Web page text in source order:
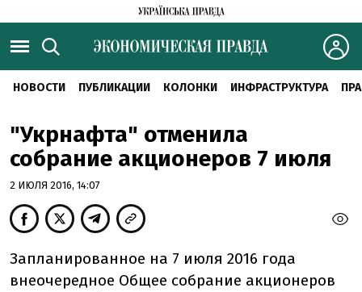
НОВОСТИ ПУБЛИКАЦИИ КОЛОНКИ ИНФРАСТРУКТУРА
"Укрнафта" отменила
собрание акционеров 7 июля
2 ИЮЛЯ 2016, 14:07
Запланированное на 7 июля 2016 года
внеочередное Общее собрание акционеров